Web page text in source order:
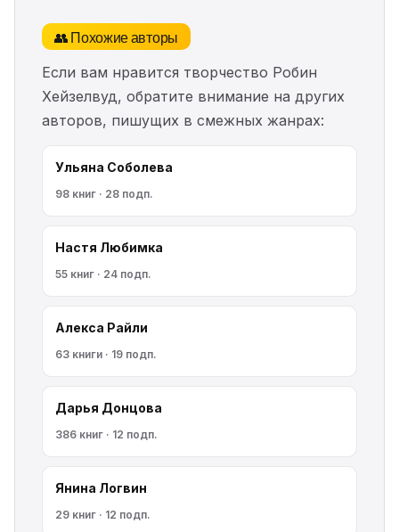
👥 Похожие авторы
Если вам нравится творчество Робин
Хейзелвуд, обратите внимание на других
авторов, пишущих в смежных жанрах:
Ульяна Соболева
98 книг · 28 подп.
Настя Любимка
55 книг · 24 подп.
Алекса Райли
63 книги · 19 подп.
Дарья Донцова
386 книг · 12 подп.
Янина Логвин
29 книг · 12 подп.